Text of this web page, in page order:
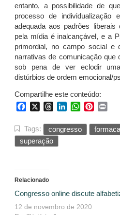
entanto, a possibilidade de
processo de individualização
adequada aos padrões liberais
pela mídia é inalcançável, e a
primordial, no campo social e
narrativas de comunicação que
sob pena de ver eclodir
distúrbios de ordem emocional/
Compartilhe este conteúdo:
FacebookThreadsLinkedInWhatsApp
Pinterest
Tags: congresso
superação
Relacionado
Congresso online discute
12 de novembro de 2020